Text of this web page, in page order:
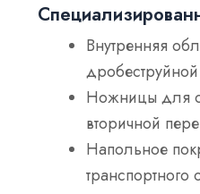
Внутренняя
Ножницы для
вторичной
Напольное